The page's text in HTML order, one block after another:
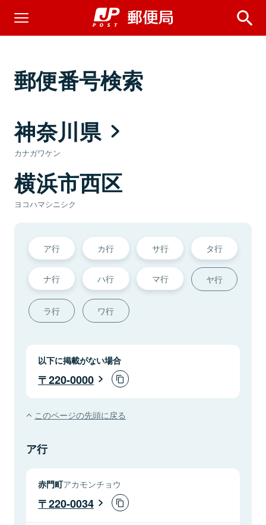
郵便番号検索
神奈川県
カナガワケン
横浜市西区
ヨコハマシニシク
ア行 カ行 サ行 タ行
ナ行 ハ行 マ行 ヤ行
ラ行 ワ行
以下に掲載がない場合
220-0000
このページの先頭に戻る
ア行
赤門町アカモンチョウ
220-0034